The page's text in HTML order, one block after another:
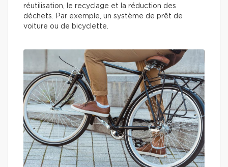
réutilisation, le recyclage et la réduction des
déchets. Par exemple, un système de prêt de
voiture ou de bicyclette.